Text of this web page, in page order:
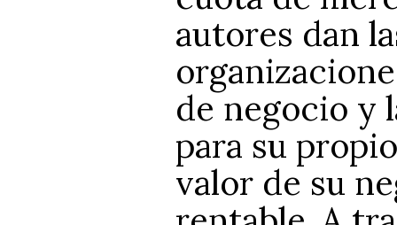
autores dan
de negocio y
para su
valor de su